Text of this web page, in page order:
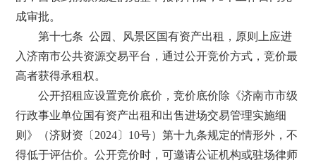
成审批。
第十七条 公园、风景区国有资产出租，原则上应进
入济南市公共资源交易平台，通过公开竞价方式，竞价最
高者获得承租权。
公开招租应设置竞价底价，竞价底价除《济南市市级
行政事业单位国有资产出租和出售进场交易管理实施细
则》（济财资〔2024〕10号）第十九条规定的情形外，不
得低于评估价。公开竞价时，可邀请公证机构或驻场律师